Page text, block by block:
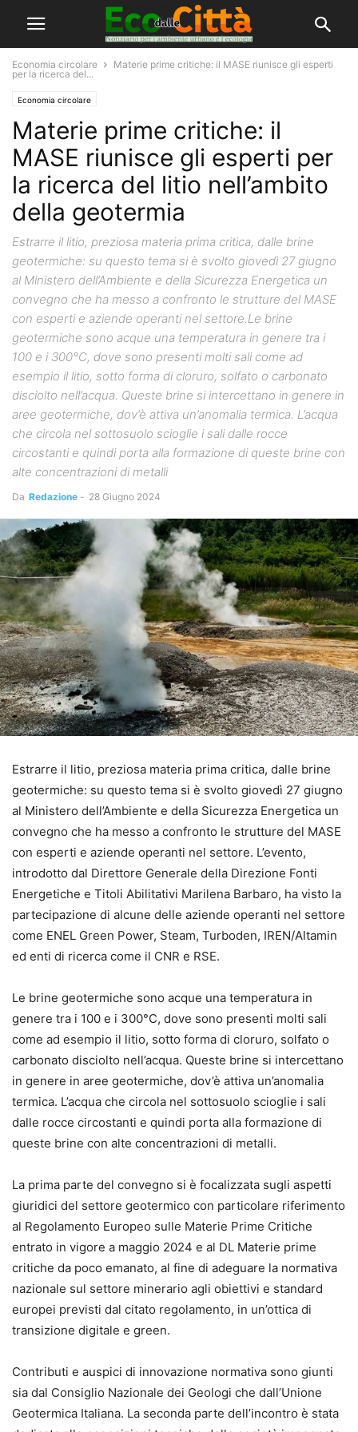
Economia circolare
Materie prime critiche: il MASE riunisce gli esperti
per la ricerca del...
Economia circolare
Materie prime critiche: il
MASE riunisce gli esperti per
la ricerca del litio nell’ambito
della geotermia
Estrarre il litio, preziosa materia prima critica, dalle brine
geotermiche: su questo tema si è svolto giovedì 27 giugno
al Ministero dell’Ambiente e della Sicurezza Energetica un
convegno che ha messo a confronto le strutture del MASE
con esperti e aziende operanti nel settore.Le brine
geotermiche sono acque una temperatura in genere tra i
100 e i 300°C, dove sono presenti molti sali come ad
esempio il litio, sotto forma di cloruro, solfato o carbonato
disciolto nell’acqua. Queste brine si intercettano in genere in
aree geotermiche, dov’è attiva un’anomalia termica. L’acqua
che circola nel sottosuolo scioglie i sali dalle rocce
circostanti e quindi porta alla formazione di queste brine con
alte concentrazioni di metalli
Da Redazione - 28 Giugno 2024
Estrarre il litio, preziosa materia prima critica, dalle brine
geotermiche: su questo tema si è svolto giovedì 27 giugno
al Ministero dell’Ambiente e della Sicurezza Energetica un
convegno che ha messo a confronto le strutture del MASE
con esperti e aziende operanti nel settore. L’evento,
introdotto dal Direttore Generale della Direzione Fonti
Energetiche e Titoli Abilitativi Marilena Barbaro, ha visto la
partecipazione di alcune delle aziende operanti nel settore
come ENEL Green Power, Steam, Turboden, IREN/Altamin
ed enti di ricerca come il CNR e RSE.
Le brine geotermiche sono acque una temperatura in
genere tra i 100 e i 300°C, dove sono presenti molti sali
come ad esempio il litio, sotto forma di cloruro, solfato o
carbonato disciolto nell’acqua. Queste brine si intercettano
in genere in aree geotermiche, dov’è attiva un’anomalia
termica. L’acqua che circola nel sottosuolo scioglie i sali
dalle rocce circostanti e quindi porta alla formazione di
queste brine con alte concentrazioni di metalli.
La prima parte del convegno si è focalizzata sugli aspetti
giuridici del settore geotermico con particolare riferimento
al Regolamento Europeo sulle Materie Prime Critiche
entrato in vigore a maggio 2024 e al DL Materie prime
critiche da poco emanato, al fine di adeguare la normativa
nazionale sul settore minerario agli obiettivi e standard
europei previsti dal citato regolamento, in un’ottica di
transizione digitale e green.
Contributi e auspici di innovazione normativa sono giunti
sia dal Consiglio Nazionale dei Geologi che dall’Unione
Geotermica Italiana. La seconda parte dell’incontro è stata